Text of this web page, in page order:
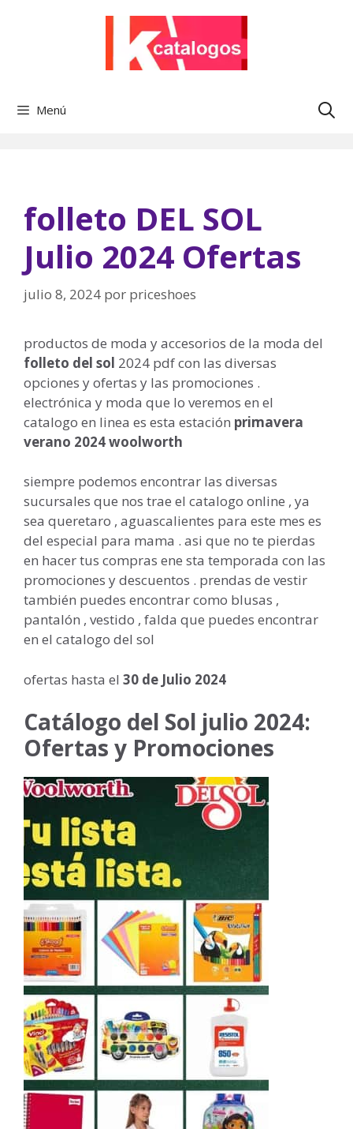
Menú
folleto DEL SOL
Julio 2024 Ofertas
julio 8, 2024 por priceshoes
productos de moda y accesorios de la moda del
folleto del sol 2024 pdf con las diversas
opciones y ofertas y las promociones .
electrónica y moda que lo veremos en el
catalogo en linea es esta estación primavera
verano 2024 woolworth
siempre podemos encontrar las diversas
sucursales que nos trae el catalogo online , ya
sea queretaro , aguascalientes para este mes es
del especial para mama . asi que no te pierdas
en hacer tus compras ene sta temporada con las
promociones y descuentos . prendas de vestir
también puedes encontrar como blusas ,
pantalón , vestido , falda que puedes encontrar
en el catalogo del sol
ofertas hasta el 30 de Julio 2024
Catálogo del Sol julio 2024:
Ofertas y Promociones